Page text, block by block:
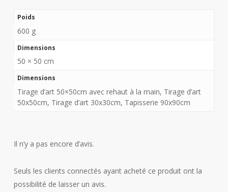
Poids
600 g
Dimensions
50 × 50 cm
Dimensions
Tirage d’art 50×50cm avec rehaut à la main, Tirage d’art
50x50cm, Tirage d’art 30x30cm, Tapisserie 90x90cm
Il n’y a pas encore d’avis.
Seuls les clients connectés ayant acheté ce produit ont la
possibilité de laisser un avis.